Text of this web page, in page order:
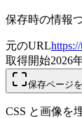
保存時の情報
元のURL
取得開始2026
保存ページ
CSS と画像を